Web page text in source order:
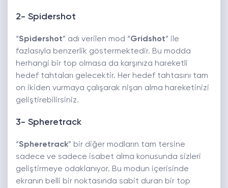
2- Spidershot
“Spidershot” adı verilen mod “Gridshot” ile
fazlasıyla benzerlik göstermektedir. Bu modda
herhangi bir top olmasa da karşınıza hareketli
hedef tahtaları gelecektir. Her hedef tahtasını tam
on ikiden vurmaya çalışarak nişan alma hareketinizi
geliştirebilirsiniz.
3- Spheretrack
“Spheretrack” bir diğer modların tam tersine
sadece ve sadece isabet alma konusunda sizleri
geliştirmeye odaklanıyor. Bu modun içerisinde
ekranın belli bir noktasında sabit duran bir top